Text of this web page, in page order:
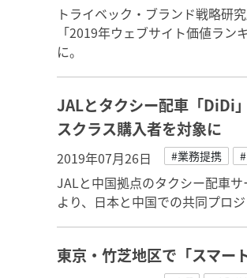
トライベック・ブランド戦略研
「2019年ウェブサイト価値ラ
に。
JALとタクシー配車「DiDi
スクラス購入者を対象に
2019年07月26日 #業務提携
JALと中国拠点のタクシー配車
より、日本と中国での共同プロ
東京・竹芝地区で「スマー